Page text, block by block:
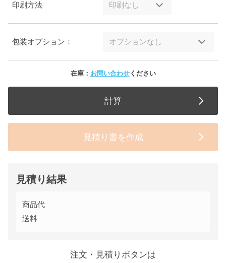
印刷方法
包装オプション：
在庫： お問い合わせください
計算
見積り書を作成
見積り結果
商品代
送料
注文・見積りボタンは